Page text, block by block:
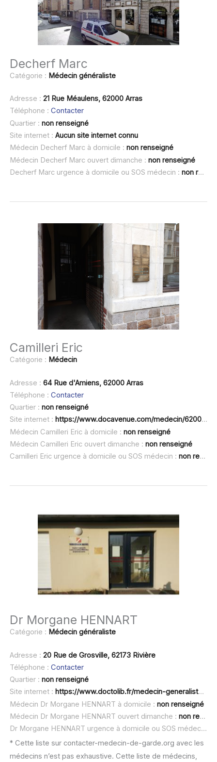
Decherf Marc
Catégorie : Médecin généraliste
Adresse : 21 Rue Méaulens, 62000 Arras
Téléphone : Contacter
Quartier : non renseigné
Site internet : Aucun site internet connu
Médecin Decherf Marc à domicile : non renseigné
Médecin Decherf Marc ouvert dimanche : non renseigné
Decherf Marc urgence à domicile ou SOS médecin : non renseigné
Camilleri Eric
Catégorie : Médecin
Adresse : 64 Rue d'Amiens, 62000 Arras
Téléphone : Contacter
Quartier : non renseigné
Site internet : https://www.docavenue.com/medecin/62000-arras/medecin-generaliste/camilleri-eric
Médecin Camilleri Eric à domicile : non renseigné
Médecin Camilleri Eric ouvert dimanche : non renseigné
Camilleri Eric urgence à domicile ou SOS médecin : non renseigné
Dr Morgane HENNART
Catégorie : Médecin généraliste
Adresse : 20 Rue de Grosville, 62173 Rivière
Téléphone : Contacter
Quartier : non renseigné
Site internet : https://www.doctolib.fr/medecin-generaliste/riviere/morgane-hennart
Médecin Dr Morgane HENNART à domicile : non renseigné
Médecin Dr Morgane HENNART ouvert dimanche : non renseigné
Dr Morgane HENNART urgence à domicile ou SOS médecin :
* Cette liste sur contacter-medecin-de-garde.org avec les
médecins n’est pas exhaustive. Cette liste de médecins,